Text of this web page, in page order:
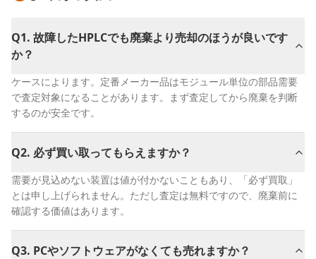
Q1. 故障したHPLCでも廃棄より売却のほうが良いです
か？
ケースによります。定番メーカー品はモジュール単位の部品需要
で査定対象になることがあります。まず査定してから廃棄を判断
するのが安全です。
Q2. 必ず買い取ってもらえますか？
需要が見込めない装置は値が付かないこともあり、「必ず買取」
とは申し上げられません。ただし査定は無料ですので、廃棄前に
確認する価値はあります。
Q3. PCやソフトウェアがなくても売れますか？